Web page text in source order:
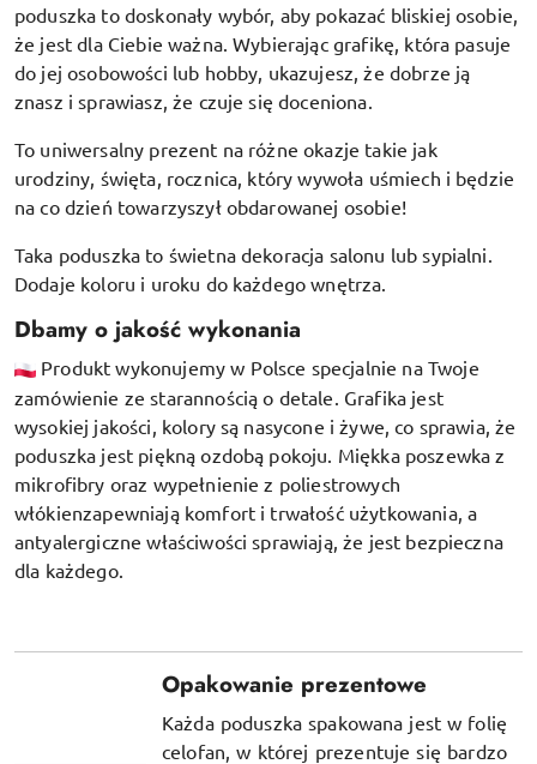
poduszka to doskonały wybór, aby pokazać bliskiej osobie,
że jest dla Ciebie ważna. Wybierając grafikę, która pasuje
do jej osobowości lub hobby, ukazujesz, że dobrze ją
znasz i sprawiasz, że czuje się doceniona.
To uniwersalny prezent na różne okazje takie jak
urodziny, święta, rocznica, który wywoła uśmiech i będzie
na co dzień towarzyszył obdarowanej osobie!
Taka poduszka to świetna dekoracja salonu lub sypialni.
Dodaje koloru i uroku do każdego wnętrza.
Dbamy o jakość wykonania
Produkt wykonujemy w Polsce specjalnie na Twoje
zamówienie ze starannością o detale. Grafika jest
wysokiej jakości, kolory są nasycone i żywe, co sprawia, że
poduszka jest piękną ozdobą pokoju. Miękka poszewka z
mikrofibry oraz wypełnienie z poliestrowych
włókienzapewniają komfort i trwałość użytkowania, a
antyalergiczne właściwości sprawiają, że jest bezpieczna
dla każdego.
Opakowanie prezentowe
Każda poduszka spakowana jest w folię
celofan, w której prezentuje się bardzo